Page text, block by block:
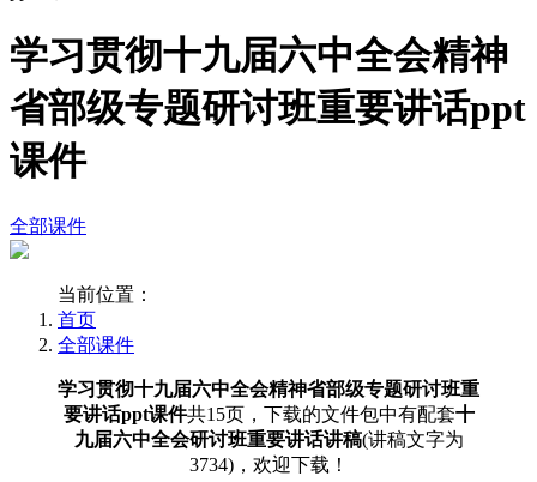
学习贯彻十九届六中全会精神
省部级专题研讨班重要讲话ppt
课件
全部课件
当前位置：
首页
全部课件
学习贯彻十九届六中全会精神省部级专题研讨班重
要讲话ppt课件共15页，下载的文件包中有配套十
九届六中全会研讨班重要讲话讲稿(讲稿文字为
3734)，欢迎下载！